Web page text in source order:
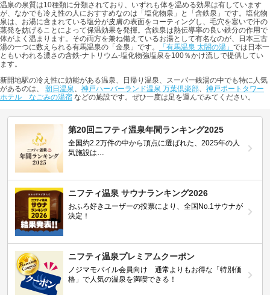
温泉の泉質は10種類に分類されており、いずれも体を温める効果は有しています
が、なかでも冷え性の人におすすめなのは「塩化物泉」と「含鉄泉」です。塩化物
泉は、お湯に含まれている塩分が皮膚の表面をコーティングし、毛穴を塞いで汗の
蒸発を妨げることによって保温効果を発揮。含鉄泉は熱伝導率の良い鉄分の作用で
体がよく温まります。その両方を兼ね備えているお湯として有名なのが、日本三古
湯の一つに数えられる有馬温泉の「金泉」です。
「有馬温泉 太閤の湯」 では日本一
ともいわれる濃さの含鉄-ナトリウム-塩化物強塩泉を100％かけ流しで提供してい
ます。
新開地駅の冷え性に効能がある温泉、日帰り温泉、スーパー銭湯の中でも特に人気
があるのは、 朝日温泉、 神戸ハーバーランド温泉 万葉倶楽部、 神戸ポートタワー
ホテル なごみの湯宿 などの施設です。ぜひ一度は足を運んでみてください。
第20回ニフティ温泉年間ランキング2025
全国約2.2万件の中から頂点に選ばれた、2025年の人
気施設は…
ニフティ温泉 サウナランキング2026
おふろ好きユーザーの投票により、全国No.1サウナが
決定！
ニフティ温泉プレミアムクーポン
ノジマモバイル会員向け 通常よりもお得な「特別価
格」で人気の温泉を満喫できる！